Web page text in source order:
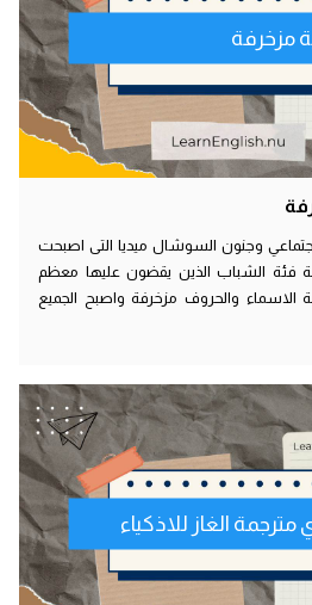
مزخرفة
وجنون السوشال ميديا التى اصبحت
فئة الشباب الذين يقضون عليها معظم
الاسماء والحروف مزخرفة واصبح الجميع